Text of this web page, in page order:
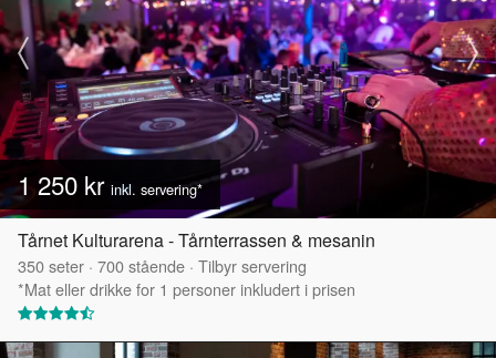
1 250 kr inkl. servering*
Tårnet Kulturarena - Tårnterrassen & mesanin
350seter · 700stående · Tilbyr servering
*Mat eller drikke for 1 personer inkludert i prisen